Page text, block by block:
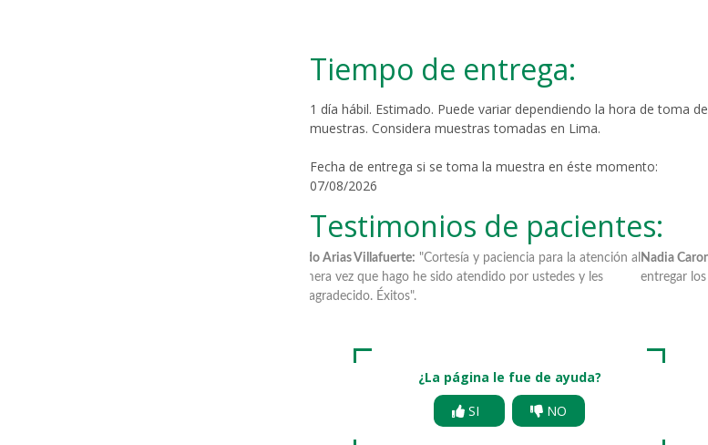
Tiempo de entrega:
1 día hábil. Estimado. Puede variar dependiendo la hora de toma de
muestras. Considera muestras tomadas en Lima.
Fecha de entrega si se toma la muestra en éste momento:
07/08/2026
Testimonios de pacientes:
"Cortesía y paciencia para la atención alNadia Caroni Farje Ocampo:"Me gustó la agilidad y practicidad de
entregar los resultados".
¿La página le fue de ayuda?
SI
NO